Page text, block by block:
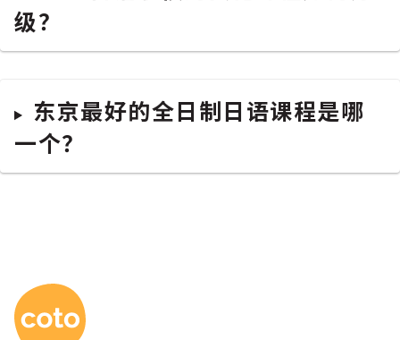
级？
东京最好的全日制日语课程是哪
一个？
Coto 日本语学校